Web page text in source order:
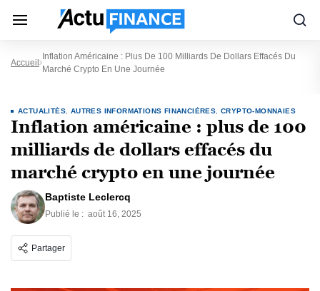
Accueil
Inflation Américaine : Plus De 100 Milliards De Dollars Effacés Du
Marché Crypto En Une Journée
ACTUALITÉS AUTRES INFORMATIONS FINANCIÈRES CRYPTO-MONNAIES
Inflation américaine : plus de 100
milliards de dollars effacés du
marché crypto en une journée
Baptiste Leclercq
Publié le : août 16, 2025
Partager